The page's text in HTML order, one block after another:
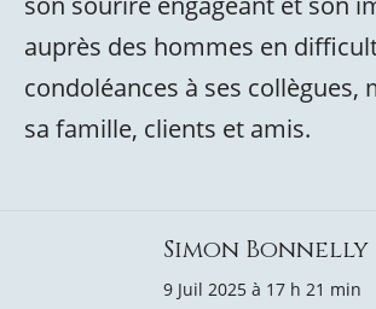
auprès des hommes en
condoléances à ses collègues,
sa famille, clients et amis.
Simon Bonnelly
9 Juil 2025 à 17 h 21 min